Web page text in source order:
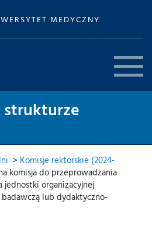
MEDYCZNY
> Komisje rektorskie (2024-
komisja do przeprowadzania
jednostki organizacyjnej
lub dydaktyczno-